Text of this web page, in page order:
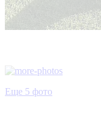
Еще 5 фото